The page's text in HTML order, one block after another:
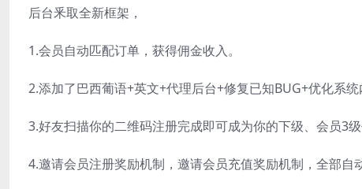
后台釆取全新框架，
1.会员自动匹配订单，获得佣金收入。
2.添加了巴西葡语+英文+代理后台+修复已知BUG+优化系
3.好友扫描你的二维码注册完成即可成为你的下级、会员3
4.邀请会员注册奖励机制，邀请会员充值奖励机制，全部自